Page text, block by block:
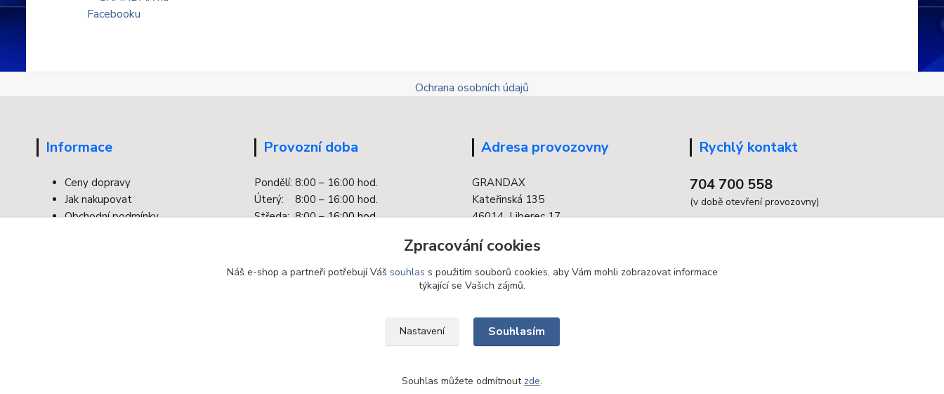
Ochrana osobních údajů
Informace
Ceny dopravy
Jak nakupovat
Obchodní podmínky
Provozní doba
Pondělí: 8:00 – 16:00 hod.
Úterý: 8:00 – 16:00 hod.
Středa: 8:00 –16:00 hod.
Adresa provozovny
GRANDAX
Kateřinská 135
46014 Liberec 17
Rychlý kontakt
704 700 558
(v době otevření provozovny)
Zpracování cookies
Náš e-shop a partneři potřebují Váš souhlas s použitím souborů cookies, aby Vám mohli zobrazovat informace
týkající se Vašich zájmů.
Nastavení Souhlasím
Souhlas můžete odmítnout zde.